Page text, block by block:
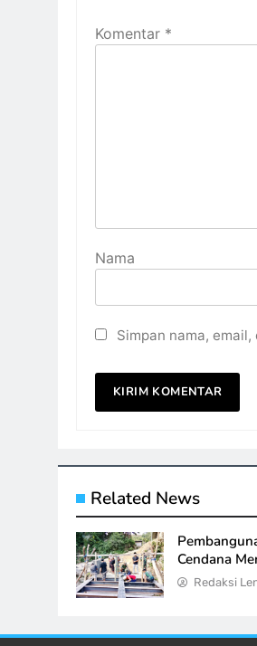
Komentar *
Nama
Simpan nama,
Related News
Cendana
Redaksi